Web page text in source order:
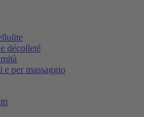
décolleté
e per massaggio